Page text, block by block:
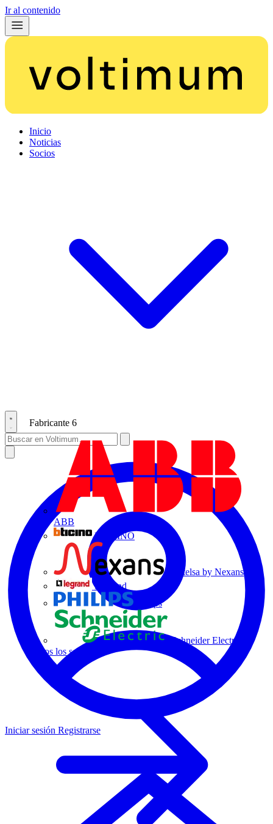
Ir al contenido
Inicio
Noticias
Socios
Fabricante 6
ABB
BTICINO
Centelsa by Nexans
Legrand
Philips
Schneider Electric
Todos los socios
Iniciar sesión Registrarse